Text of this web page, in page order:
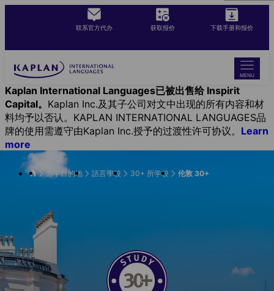
content
联系官方代办 获取报价 下载手册和报价
MENU
Kaplan International Languages已被出售给 Inspirit
Capital。 Kaplan Inc.及其子公司对文中出现的所有内容和材
料均予以否认。KAPLAN INTERNATIONAL LANGUAGES品
牌的使用需遵守由Kaplan Inc.授予的过渡性许可协议。 Learn
more
游学目的地 語言學校 30+ 所学校 伦敦 30+